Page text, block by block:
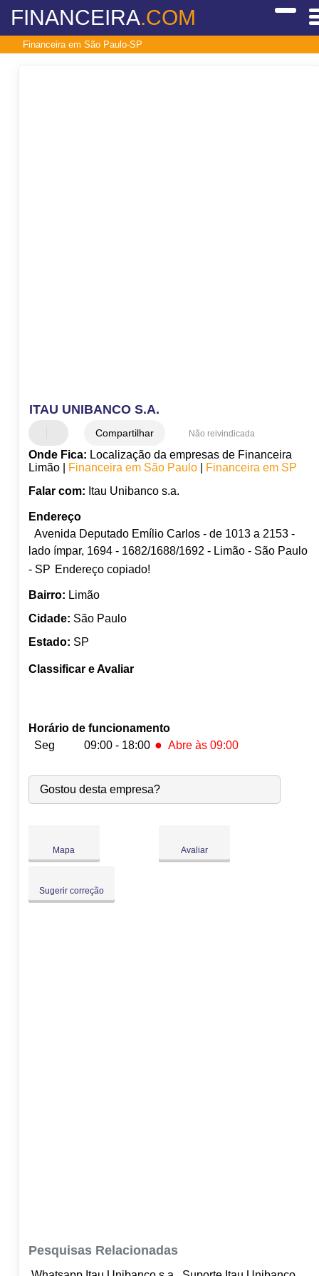
FINANCEIRA.COM
Financeira em São Paulo-SP
ITAU UNIBANCO S.A.
Compartilhar Não reivindicada
Onde Fica: Localização da empresas de Financeira
Limão |
Financeira em São Paulo|
Financeira em SP
Falar com: Itau Unibanco s.a.
Endereço
Avenida Deputado Emílio Carlos - de 1013 a 2153 -
lado ímpar, 1694 - 1682/1688/1692 - Limão - São Paulo
- SP Endereço copiado!
Bairro: Limão
Cidade: São Paulo
Estado: SP
Classificar e Avaliar
Horário de funcionamento
Seg
09:00 - 18:00 ● Abre às 09:00
Seg: 09:00-18:00 ●Abre às 09:00
Ter:
09:00-18:00
Qua:
09:00-18:00
Sáb:
Fechado
Gostou desta empresa?
Mapa Avaliar
Sugerir correção
Pesquisas Relacionadas